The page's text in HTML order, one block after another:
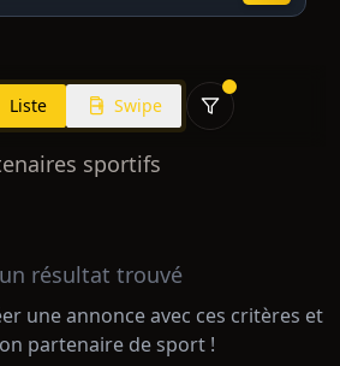
Liste Swipe
sportifs
résultat trouvé
une annonce avec ces critères et
partenaire de sport !